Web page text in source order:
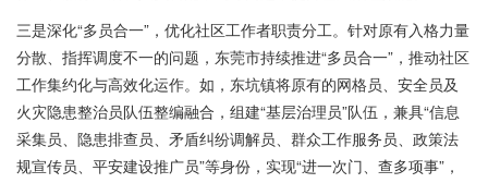
三是深化“多员合一”，优化社区工作者职责分工。针对原有入格力量
分散、指挥调度不一的问题，东莞市持续推进“多员合一”，推动社区
工作集约化与高效化运作。如，东坑镇将原有的网格员、安全员及
火灾隐患整治员队伍整编融合，组建“基层治理员”队伍，兼具“信息
采集员、隐患排查员、矛盾纠纷调解员、群众工作服务员、政策法
规宣传员、平安建设推广员”等身份，实现“进一次门、查多项事”，